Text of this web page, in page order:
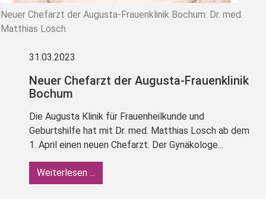
Neuer Chefarzt der Augusta-Frauenklinik Bochum: Dr. med.
Matthias Losch
31.03.2023
Neuer Chefarzt der Augusta-Frauenklinik
Bochum
Die Augusta Klinik für Frauenheilkunde und
Geburtshilfe hat mit Dr. med. Matthias Losch ab dem
1. April einen neuen Chefarzt. Der Gynäkologe...
Weiterlesen ...